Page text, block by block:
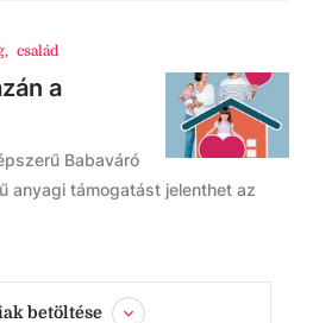
, család
a
Babaváró
anyagi támogatást jelenthet az
betöltése